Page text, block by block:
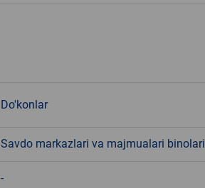
Do'konlar
Savdo markazlari va majmualari binolari
-